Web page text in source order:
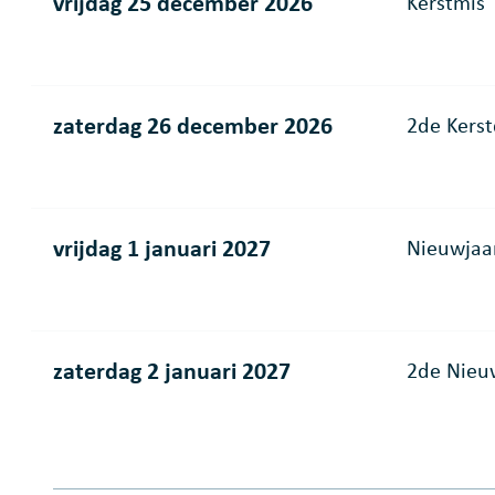
zaterdag 26 december 2026 2de
vrijdag 1 januari 2027
zaterdag 2 januari 2027 2de